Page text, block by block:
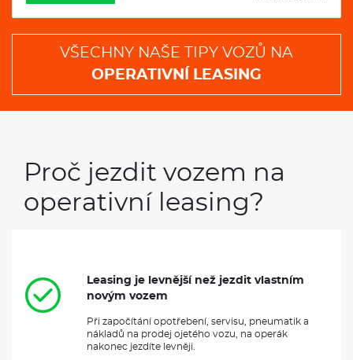
VŠECHNY NAŠE TIPY VOZŮ NA
OPERATIVNÍ LEASING
Proč jezdit vozem na
operativní leasing?
Leasing je levnější než jezdit vlastním
novým vozem
Při započítání opotřebení, servisu, pneumatik a
nákladů na prodej ojetého vozu, na operák
nakonec jezdíte levněji.